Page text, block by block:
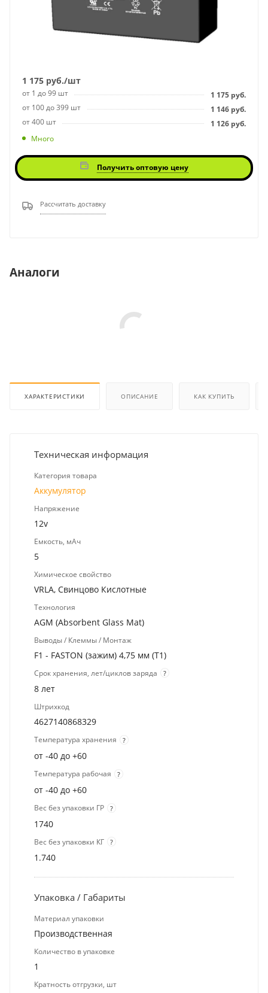
1 175 руб./шт
от 1 до 99 шт 1 175 руб.
от 100 до 399 шт
1 146 руб.
от 400 шт
1 126 руб.
Много
Получить оптовую цену
Рассчитать доставку
Аналоги
ХАРАКТЕРИСТИКИ ОПИСАНИЕ КАК КУПИТЬ
Техническая информация
Категория товара
Аккумулятор
Напряжение
12v
Емкость, мАч
5
Химическое свойство
VRLA, Свинцово Кислотные
Технология
AGM (Absorbent Glass Mat)
Выводы / Клеммы / Монтаж
F1 - FASTON (зажим) 4,75 мм (T1)
Срок хранения, лет/циклов заряда ?
8 лет
Штрихкод
4627140868329
Температура хранения ?
от -40 до +60
Температура рабочая ?
от -40 до +60
Вес без упаковки ГР ?
1740
Вес без упаковки КГ ?
1.740
Упаковка / Габариты
Материал упаковки
Производственная
Количество в упаковке
1
Кратность отгрузки, шт